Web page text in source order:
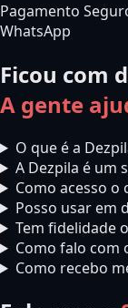
Pagamento
WhatsApp
Ficou com
A gente
O que é a
A Dezpila é um
Como acesso o
Posso usar em
Tem fidelidade
Como falo com
Como recebo